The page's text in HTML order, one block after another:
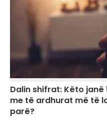
Dalin shifrat: Këto
me të ardhurat më të
parë?